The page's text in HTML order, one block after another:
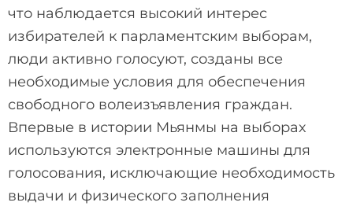
что наблюдается высокий интерес
избирателей к парламентским выборам,
люди активно голосуют, созданы все
необходимые условия для обеспечения
свободного волеизъявления граждан.
Впервые в истории Мьянмы на выборах
используются электронные машины для
голосования, исключающие необходимость
выдачи и физического заполнения